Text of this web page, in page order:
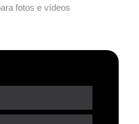
fotos e vídeos